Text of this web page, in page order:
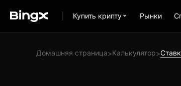
Купить крипту Рынки
Домашняя страница>Калькулятор>